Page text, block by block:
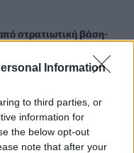
Information
to third parties, or
information for
the below opt-out
note that after your
στρατιωτική βάση-
Κρήτη – Αυξάνεται